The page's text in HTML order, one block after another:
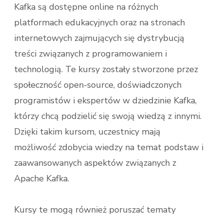
Kafka są dostępne online na różnych
platformach edukacyjnych oraz na stronach
internetowych zajmujących się dystrybucją
treści związanych z programowaniem i
technologią. Te kursy zostały stworzone przez
społeczność open-source, doświadczonych
programistów i ekspertów w dziedzinie Kafka,
którzy chcą podzielić się swoją wiedzą z innymi.
Dzięki takim kursom, uczestnicy mają
możliwość zdobycia wiedzy na temat podstaw i
zaawansowanych aspektów związanych z
Apache Kafka.
Kursy te mogą również poruszać tematy